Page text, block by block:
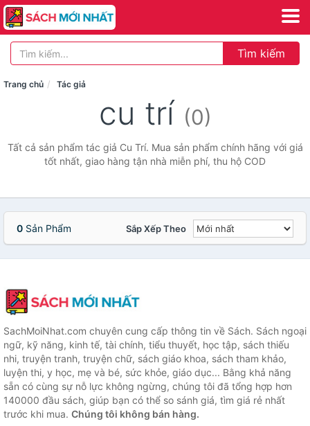
Tìm kiếm
Trang chủ Tác giả
cu trí (0)
Tất cả sản phẩm tác giả Cu Trí. Mua sản phẩm chính hãng với giá
tốt nhất, giao hàng tận nhà miễn phí, thu hộ COD
0 Sản Phẩm Sắp Xếp Theo
SachMoiNhat.com chuyên cung cấp thông tin về Sách. Sách ngoại
ngữ, kỹ năng, kinh tế, tài chính, tiểu thuyết, học tập, sách thiếu
nhi, truyện tranh, truyện chữ, sách giáo khoa, sách tham khảo,
luyện thi, y học, mẹ và bé, sức khỏe, giáo dục... Bằng khả năng
sẵn có cùng sự nỗ lực không ngừng, chúng tôi đã tổng hợp hơn
140000 đầu sách, giúp bạn có thể so sánh giá, tìm giá rẻ nhất
trước khi mua. Chúng tôi không bán hàng.